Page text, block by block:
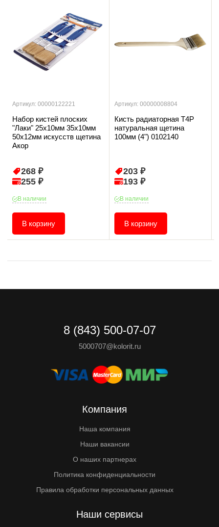
Артикул: 00000122221
Набор кистей плоских
"Лаки" 25х10мм 35х10мм
50х12мм искусств щетина
Акор
268 ₽
255 ₽
В наличии
В корзину
Артикул: 00000008804
Кисть радиаторная T4P
натуральная щетина
100мм (4") 0102140
203 ₽
193 ₽
В наличии
В корзину
8 (843) 500-07-07
5000707@kolorit.ru
Компания
Наша компания
Наши вакансии
О наших партнерах
Политика конфиденциальности
Правила обработки персональных данных
Наши сервисы